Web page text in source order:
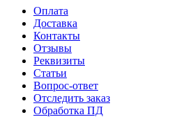
Оплата
Доставка
Контакты
Отзывы
Реквизиты
Статьи
Вопрос-ответ
Отследить заказ
Обработка ПД